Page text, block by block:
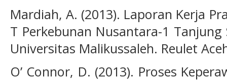
Mardiah, A. (2013). Laporan Kerja
T Perkebunan Nusantara-1
Universitas Malikussaleh. Reulet
O’ Connor, D. (2013). Proses